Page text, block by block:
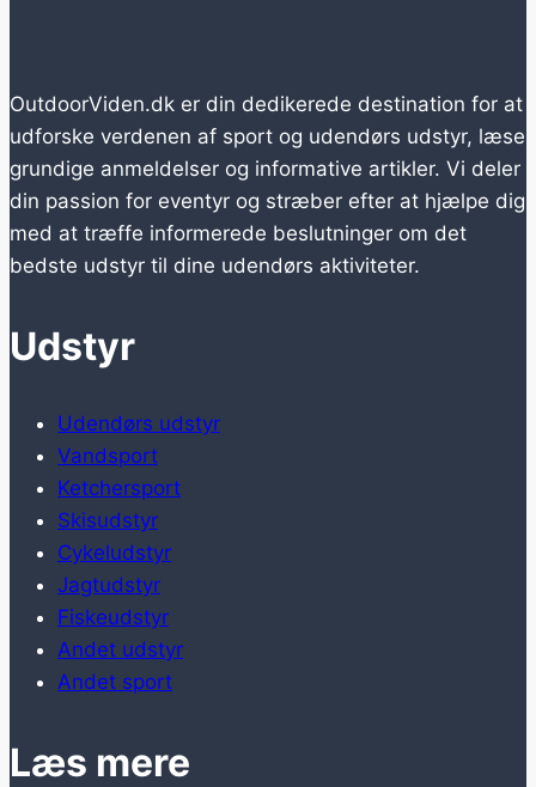
OutdoorViden.dk er din dedikerede destination for at
udforske verdenen af sport og udendørs udstyr, læse
grundige anmeldelser og informative artikler. Vi deler
din passion for eventyr og stræber efter at hjælpe dig
med at træffe informerede beslutninger om det
bedste udstyr til dine udendørs aktiviteter.
Udstyr
Udendørs udstyr
Vandsport
Ketchersport
Skisudstyr
Cykeludstyr
Jagtudstyr
Fiskeudstyr
Andet udstyr
Andet sport
Læs mere